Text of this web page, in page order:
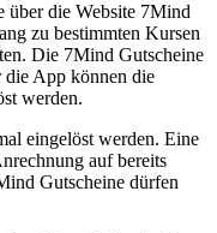
die Website 7Mind
zu bestimmten Kursen
Die 7Mind Gutscheine
die App können die
werden.
eingelöst werden. Eine
auf bereits
Gutscheine dürfen